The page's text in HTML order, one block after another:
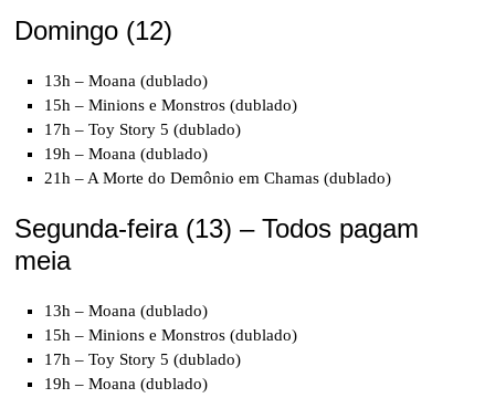
Domingo (12)
13h – Moana (dublado)
15h – Minions e Monstros (dublado)
17h – Toy Story 5 (dublado)
19h – Moana (dublado)
21h – A Morte do Demônio em Chamas (dublado)
Segunda-feira (13) – Todos pagam
meia
13h – Moana (dublado)
15h – Minions e Monstros (dublado)
17h – Toy Story 5 (dublado)
19h – Moana (dublado)